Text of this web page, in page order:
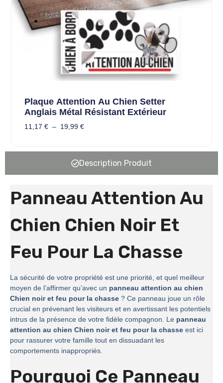
Plaque Attention Au Chien Setter
Anglais Métal Résistant Extérieur
11,17 € – 19,99 €
Description Produit
Panneau Attention Au
Chien Chien Noir Et
Feu Pour La Chasse
La sécurité de votre propriété est une priorité, et quel meilleur
moyen de l’affirmer qu’avec un panneau attention au chien
Chien noir et feu pour la chasse ? Ce panneau joue un rôle
crucial en prévenant les visiteurs et en avertissant les potentiels
intrus de la présence de votre fidèle compagnon. Le panneau
attention au chien Chien noir et feu pour la chasse est ici
pour rassurer votre famille tout en dissuadant les
comportements inappropriés.
Pourquoi Ce Panneau